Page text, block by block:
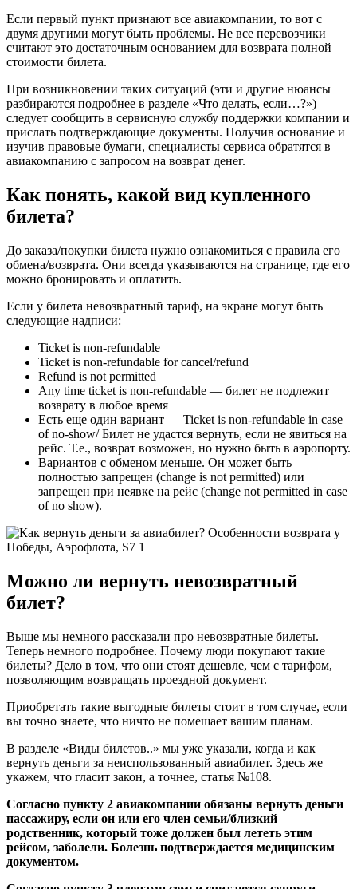
Если первый пункт признают все авиакомпании, то вот с
двумя другими могут быть проблемы. Не все перевозчики
считают это достаточным основанием для возврата полной
стоимости билета.
При возникновении таких ситуаций (эти и другие нюансы
разбираются подробнее в разделе «Что делать, если…?»)
следует сообщить в сервисную службу поддержки компании и
прислать подтверждающие документы. Получив основание и
изучив правовые бумаги, специалисты сервиса обратятся в
авиакомпанию с запросом на возврат денег.
Как понять, какой вид купленного
билета?
До заказа/покупки билета нужно ознакомиться с правила его
обмена/возврата. Они всегда указываются на странице, где его
можно бронировать и оплатить.
Если у билета невозвратный тариф, на экране могут быть
следующие надписи:
Ticket is non-refundable
Ticket is non-refundable for cancel/refund
Refund is not permitted
Any time ticket is non-refundable — билет не подлежит
возврату в любое время
Есть еще один вариант — Ticket is non-refundable in case
of no-show/ Билет не удастся вернуть, если не явиться на
рейс. Т.е., возврат возможен, но нужно быть в аэропорту.
Вариантов с обменом меньше. Он может быть
полностью запрещен (change is not permitted) или
запрещен при неявке на рейс (change not permitted in case
of no show).
Можно ли вернуть невозвратный
билет?
Выше мы немного рассказали про невозвратные билеты.
Теперь немного подробнее. Почему люди покупают такие
билеты? Дело в том, что они стоят дешевле, чем с тарифом,
позволяющим возвращать проездной документ.
Приобретать такие выгодные билеты стоит в том случае, если
вы точно знаете, что ничто не помешает вашим планам.
В разделе «Виды билетов..» мы уже указали, когда и как
вернуть деньги за неиспользованный авиабилет. Здесь же
укажем, что гласит закон, а точнее, статья №108.
Согласно пункту 2 авиакомпании обязаны вернуть деньги
пассажиру, если он или его член семьи/близкий
родственник, который тоже должен был лететь этим
рейсом, заболели. Болезнь подтверждается медицинским
документом.